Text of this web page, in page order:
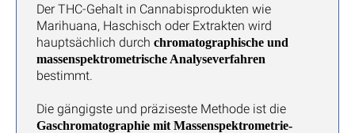
Der THC-Gehalt in Cannabisprodukten wie
Marihuana, Haschisch oder Extrakten wird
hauptsächlich durch chromatographische und
massenspektrometrische Analyseverfahren
bestimmt.
Die gängigste und präziseste Methode ist die
Gaschromatographie mit Massenspektrometrie-